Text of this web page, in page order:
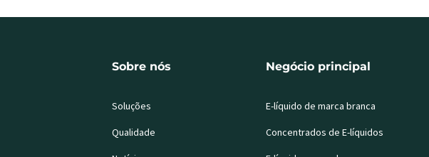
Sobre nós
Soluções
Qualidade
Negócio principal
E-líquido de marca branca
Concentrados de E-líquidos